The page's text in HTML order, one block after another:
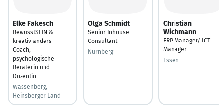
Elke Fakesch
BewusstSEIN &
kreativ anders -
Coach,
psychologische
Beraterin und
Dozentin
Wassenberg,
Heinsberger Land
Olga Schmidt
Senior Inhouse
Consultant
Nürnberg
Christian
Wichmann
ERP Manager/ ICT
Manager
Essen